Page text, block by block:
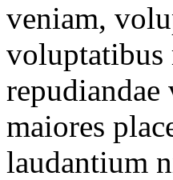
veniam,
voluptatibus
maiores
laudantium